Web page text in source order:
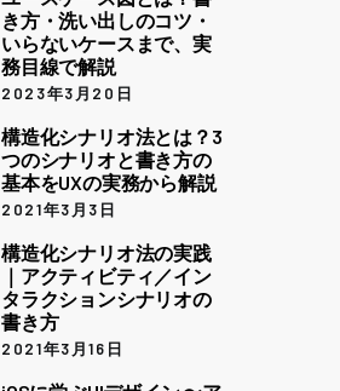
き方・洗い出しのコツ・
いらないケースまで、実
務目線で解説
2023年3月20日
構造化シナリオ法とは？3
つのシナリオと書き方の
基本をUXの実務から解説
2021年3月3日
構造化シナリオ法の実践
｜アクティビティ／イン
タラクションシナリオの
書き方
2021年3月16日